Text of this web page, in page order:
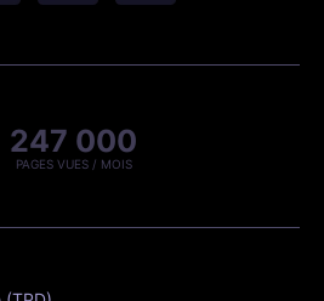
247 000
PAGES VUES / MOIS